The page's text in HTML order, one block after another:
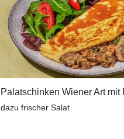
dazu frischer Salat